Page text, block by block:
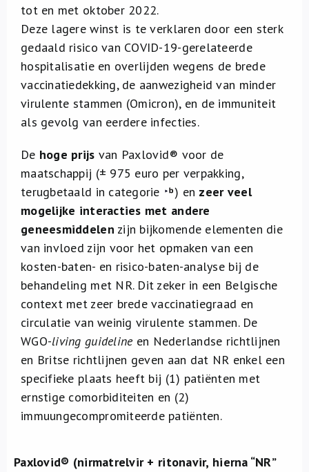
tot en met oktober 2022.
Deze lagere winst is te verklaren door een sterk
gedaald risico van COVID-19-gerelateerde
hospitalisatie en overlijden wegens de brede
vaccinatiedekking, de aanwezigheid van minder
virulente stammen (Omicron), en de immuniteit
als gevolg van eerdere infecties.
De hoge prijs van Paxlovid® voor de
maatschappij (± 975 euro per verpakking,
terugbetaald in categorie
) en zeer veel
mogelijke interacties met andere
geneesmiddelen zijn bijkomende elementen die
van invloed zijn voor het opmaken van een
kosten-baten- en risico-baten-analyse bij de
behandeling met NR. Dit zeker in een Belgische
context met zeer brede vaccinatiegraad en
circulatie van weinig virulente stammen. De
WGO-living guidelineen Nederlandse richtlijnen
en Britse richtlijnen geven aan dat NR enkel een
specifieke plaats heeft bij (1) patiënten met
ernstige comorbiditeiten en (2)
immuungecompromiteerde patiënten.
Paxlovid® (nirmatrelvir + ritonavir, hierna “NR”